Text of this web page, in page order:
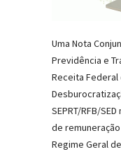
Uma Nota
Previdência e
Receita
SEPRT/RFB/
de
Regime Geral